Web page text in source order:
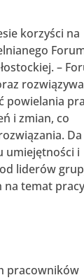
korzyści na
–
powielania
i zmian, co
Da
umiejętności i
liderów
na temat pracy
pracowników